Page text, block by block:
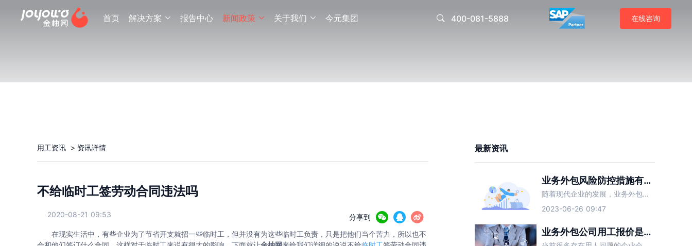
首页 解决方案  报告中心 新闻政策  关于我们  今元集团  400-081-5888 在线咨询
用工资讯 > 资讯详情
不给临时工签劳动合同违法吗
2020-08-21 09:53 分享到   
在现实生活中，有些企业为了节省开支就招一些临时工，但并没有为这些临时工负责，只是把他们当个苦力，所以也不
最新资讯
业务外包风险防控措施有哪些？
随着现代企业的发展，业务外包渐渐成为了越来越多企业降低成本、提高效率的重要手段。然而，业务外包虽然给企业带来了不小的好处，但其也存在着一定的风险，如果不加以防范，可能会给企业带来不良影响。因此，企业在
2023-06-26 09:47
业务外包公司用工报价是多少？